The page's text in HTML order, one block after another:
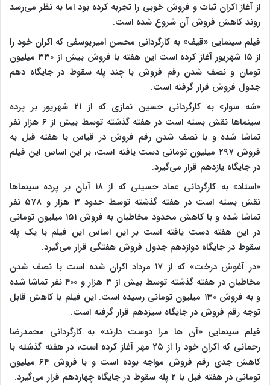
از آغاز اکران ثبات و فروش خوبی را تجربه کرده بود اما به نظر می‌رسد
روند کاهش فروش آن شروع شده است.
فیلم سینمایی «قیف» به کارگردانی محسن امیریوسفی که اکران خود را
از ۱۵ شهریور آغاز کرده است این هفته با فروش بیش از ۳۳۰ میلیون
تومان و نصف شدن رقم فروش با چند پله سقوط در جایگاه دهم
جدول فروش قرار گرفته است.
«شه سوار» به کارگردانی حسین نمازی که از ۲۱ شهریور بر پرده
سینماها نقش بسته است در هفته گذشته توسط بیش از ۶ هزار نفر
تماشا شده و با نصف شدن رقم فروش در قیاس با هفته قبل به
فروش ۲۹۷ میلیون تومانی دست یافته است، بر این اساس این فیلم
در جایگاه یازدهم قرار می‌گیرد.
«استاد» به کارگردانی عماد حسینی که از ۱۸ آبان بر پرده سینماها
نقش بسته است در هفته گذشته توسط حدود ۳ هزار و ۵۷۸ نفر
تماشا شده و با کاهش محدود مخاطبان به فروش ۱۵۱ میلیون تومانی
در این هفته دست یافته است بر این اساس این فیلم با یک پله
سقوط در جایگاه دوازدهم جدول فروش هفتگی قرار می‌گیرد.
«در آغوش درخت» که از ۱۷ مرداد اکران شده است با نصف شدن
مخاطبان در هفته گذشته توسط بیش از ۳ هزار و ۴۰۰ نفر تماشا شده
و به فروش ۱۳۰ میلیون تومانی رسیده است. این فیلم با کاهش قابل
توجه رقم فروش در جایگاه سیزدهم قرار گرفته است.
فیلم سینمایی «آن ها مرا دوست دارند» به کارگردانی محمدرضا
رحمانی که اکران خود را از ۲۵ مهر آغاز کرده است، در هفته گذشته با
کاهش جدی رقم فروش مواجه بوده است و با فروش ۶۴ میلیون
تومانی در هفته قبل با ۲ پله سقوط در جایگاه چهاردهم قرار می‌گیرد.